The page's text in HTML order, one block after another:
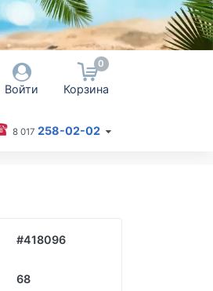
Войти
0
Корзина
8 017 258-02-02
#418096
68